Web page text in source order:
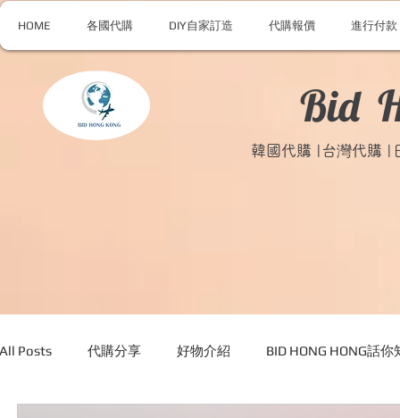
HOME 各國代購 DIY自家訂造 代購報價 進行付款
Bid
韓國代購 |台灣代購 |
All Posts 代購分享 好物介紹 BID HONG HONG話你